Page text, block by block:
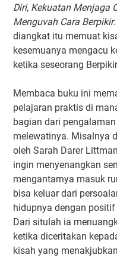
Diri, Kekuatan Menjaga
Menguvah Cara Berpikir
diangkat itu memuat
kesemuanya mengacu
ketika seseorang
Membaca buku ini
pelajaran praktis di
bagian dari
melewatinya. Misalnya
oleh Sarah Darer
ingin menyenangkan
mengantarnya masuk
bisa keluar dari
hidupnya dengan
Dari situlah ia
ketika diceritakan
kisah yang